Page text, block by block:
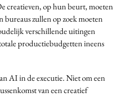
creatieven, op hun beurt, moeten
bureaus zullen op zoek moeten
verschillende uitingen
productiebudgetten ineens
AI in de executie. Niet om een
van een creatief